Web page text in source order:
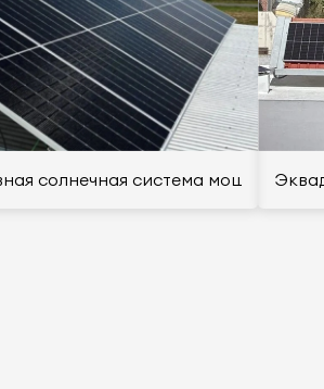
солнечная система мощностью